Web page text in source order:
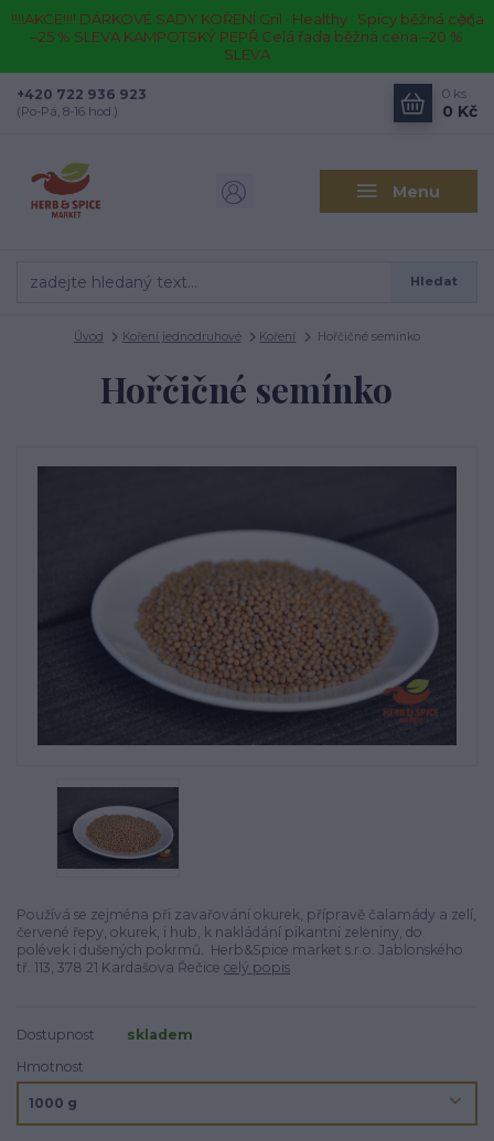
!!!!AKCE!!!! DÁRKOVÉ SADY KOŘENÍ Gril · Healthy · Spicy běžná cena
–25 % SLEVA KAMPOTSKÝ PEPŘ Celá řada běžná cena –20 %
SLEVA
Menu
Hledat
+420 722 936 923
(Po-Pá, 8-16 hod.)
0 ks
0 Kč
Úvod Koření jednodruhové Koření Hořčičné semínko
Hořčičné semínko
Používá se zejména při zavařování okurek, přípravě čalamády a zelí,
červené řepy, okurek, i hub, k nakládání pikantní zeleniny, do
polévek i dušených pokrmů. Herb&Spice market s.r.o. Jablonského
tř. 113, 378 21 Kardašova Řečice celý popis
Dostupnost
skladem
Hmotnost